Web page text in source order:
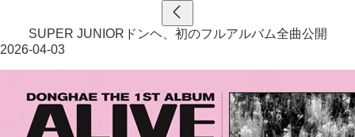
SUPER JUNIORドンヘ、初のフルアルバム全曲公開
2026-04-03